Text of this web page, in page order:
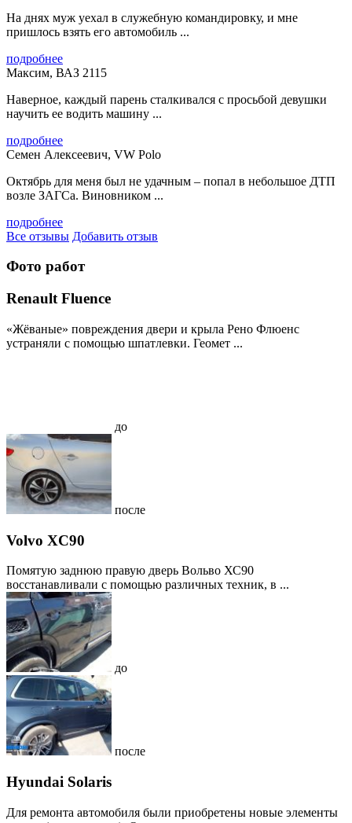
На днях муж уехал в служебную командировку, и мне
пришлось взять его автомобиль ...
подробнее
Максим, ВАЗ 2115
Наверное, каждый парень сталкивался с просьбой девушки
научить ее водить машину ...
подробнее
Семен Алексеевич, VW Polo
Октябрь для меня был не удачным – попал в небольшое ДТП
возле ЗАГСа. Виновником ...
подробнее
Все отзывы Добавить отзыв
Фото работ
Renault Fluence
«Жёваные» повреждения двери и крыла Рено Флюенс
устраняли с помощью шпатлевки. Геомет ...
до
после
Volvo XC90
Помятую заднюю правую дверь Вольво ХС90
восстанавливали с помощью различных техник, в ...
до
после
Hyundai Solaris
Для ремонта автомобиля были приобретены новые элементы